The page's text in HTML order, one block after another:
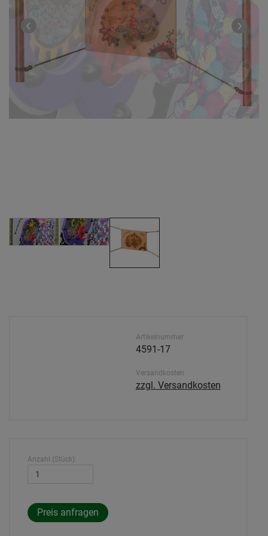
Artikelnummer
4591-17
Versandkosten
zzgl. Versandkosten
Anzahl (Stück):